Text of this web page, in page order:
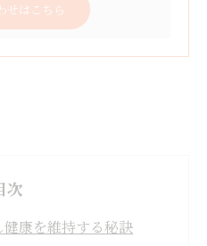
せはこちら
次
康を維持する秘訣